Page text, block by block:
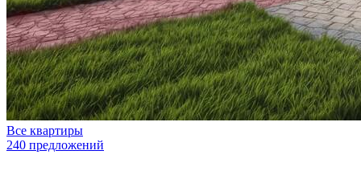
Все квартиры
240 предложений